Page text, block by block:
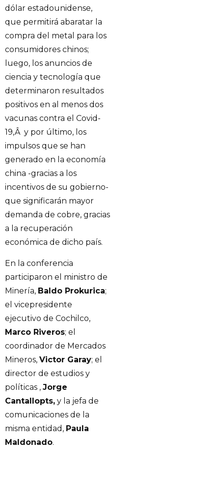
dólar estadounidense,
que permitirá abaratar la
compra del metal para los
consumidores chinos;
luego, los anuncios de
ciencia y tecnología que
determinaron resultados
positivos en al menos dos
vacunas contra el Covid-
19,Â y por último, los
impulsos que se han
generado en la economía
china -gracias a los
incentivos de su gobierno-
que significarán mayor
demanda de cobre, gracias
a la recuperación
económica de dicho país.
En la conferencia
participaron el ministro de
Minería, Baldo Prokurica;
el vicepresidente
ejecutivo de Cochilco,
Marco Riveros; el
coordinador de Mercados
Mineros, Victor Garay; el
director de estudios y
políticas , Jorge
Cantallopts, y la jefa de
comunicaciones de la
misma entidad, Paula
Maldonado.